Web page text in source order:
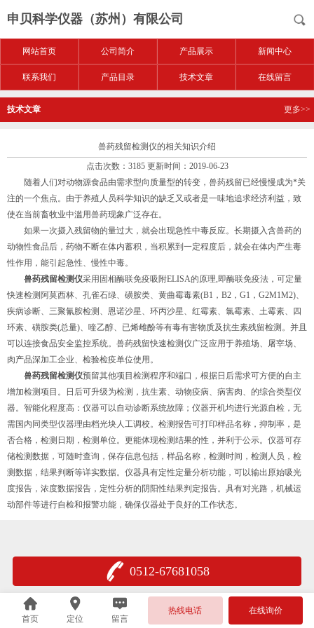
申贝科学仪器（苏州）有限公司
网站首页 公司简介 产品展示 新闻中心
联系我们 产品目录 技术文章 在线留言
技术文章 更多>>
兽药残留检测仪的相关知识介绍
点击次数：3185 更新时间：2019-06-23
随着人们对动物源食品由需求型向质量型的转变，兽药残留已经慢慢成为*关
注的一个焦点。由于养殖人员科学知识的缺乏又或者是一味地追求经济利益，致
使在当前畜牧业中滥用兽药现象广泛存在。
如果一次摄入残留物的量过大，就会出现急性中毒反应。长期摄入含兽药的
动物性食品后，药物不断在体内蓄积，当积累到一定程度后，就会在体内产生毒
性作用，能引起急性、慢性中毒。
兽药残留检测仪采用固相酶联免疫吸附ELISA的原理,即酶联免疫法，可定量
快速检测阿莫西林、孔雀石绿、磺胺类、黄曲霉毒素(B1，B2，G1，G2M1M2)、
疾病诊断、三聚氰胺检测、恩诺沙星、环丙沙星、红霉素、氯霉素、土霉素、四
环素、磺胺类(总量)、喹乙醇、已烯雌酚等有毒有害物质及抗生素残留检测。并且
可以连接食品安全监控系统。兽药残留快速检测仪广泛应用于养殖场、屠宰场、
肉产品深加工企业、检验检疫单位使用。
兽药残留检测仪预留其他项目检测程序和端口，根据日后需求可方便的自主
增加检测项目。日后可升级为检测，抗生素、动物疫病、病害肉、的综合类型仪
器。智能化程度高：仪器可以自动诊断系统故障；仪器开机均进行光源自检，无
需国内同类型仪器理由档光块人工调校。检测报告可打印样品名称，抑制率，是
否合格，检测日期，检测单位。更能体现检测结果的性，并利于公示。仪器可存
储检测数据，可随时查询，保存信息包括，样品名称，检测时间，检测人员，检
测数据，结果判断等详实数据。仪器具有定性定量分析功能，可以输出原始吸光
度报告，浓度数据报告，定性分析的阴阳性结果判定报告。具有对光路，机械运
动部件等进行自检和报警功能，确保仪器处于良好的工作状态。
0512-67681058
首页 定位 留言
热线电话 在线询价